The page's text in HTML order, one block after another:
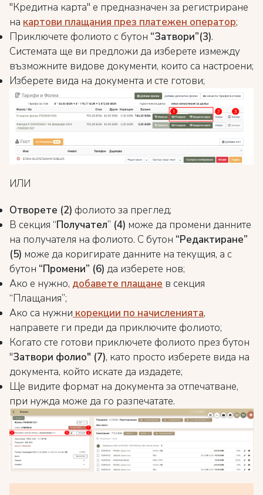
"Кредитна карта" е предназначен за регистриране
на картови плащания през платежен оператор;
Приключете фолиото с бутон “Затвори”(3).
Системата ще ви предложи да изберете измежду
възможните видове документи, които са настроени;
Изберете вида на документа и сте готови;
ИЛИ
Отворете (2) фолиото за преглед;
В секция “Получател” (4) може да промени данните
на получателя на фолиото. С бутон “Редактиране”
(5) може да коригирате данните на текущия, а с
бутон “Промени” (6) да изберете нов;
Ако е нужно, добавете плащане в секция
“Плащания”;
Ако са нужни корекции по начисленията,
направете ги преди да приключите фолиото;
Когато сте готови приключете фолиото през бутон
"Затвори фолио" (7), като просто изберете вида на
документа, който искате да издадете;
Ще видите формат на документа за отпечатване,
при нужда може да го разпечатате.